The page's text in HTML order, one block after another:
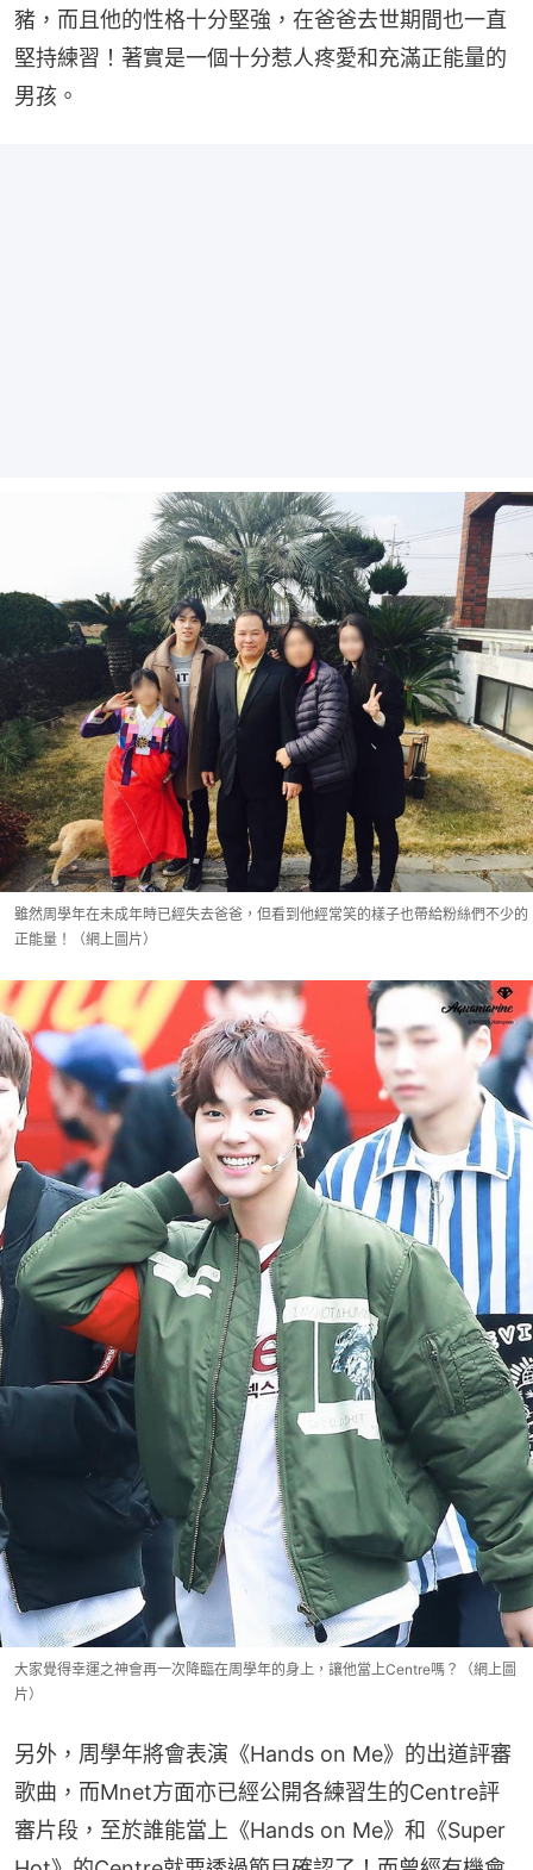
豬，而且他的性格十分堅強，在爸爸去世期間也一直
堅持練習！著實是一個十分惹人疼愛和充滿正能量的
男孩。
雖然周學年在未成年時已經失去爸爸，但看到他經常笑的樣子也帶給粉絲們不少的
正能量！（網上圖片）
大家覺得幸運之神會再一次降臨在周學年的身上，讓他當上Centre嗎？（網上圖
片）
另外，周學年將會表演《Hands on Me》的出道評審
歌曲，而Mnet方面亦已經公開各練習生的Centre評
審片段，至於誰能當上《Hands on Me》和《Super